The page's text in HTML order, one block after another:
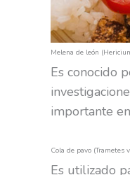
Melena de león
Es conocido
importante
Cola de pavo (Trametes
Es utilizado